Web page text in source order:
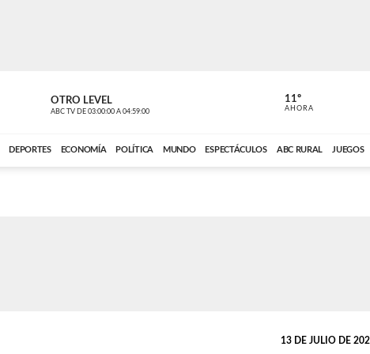
OTRO LEVEL
ABC TV DE 03:00:00 A 04:59:00 ABC CARDINAL
11º
AHORA
DEPORTES ECONOMÍA POLÍTICA MUNDO ESPECTÁCULOS ABC RURAL JUEGOS
13 DE JULIO DE